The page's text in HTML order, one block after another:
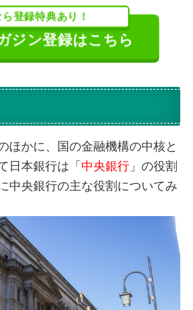
登録特典あり！
ジン登録はこちら
ほかに、国の金融機構の中核と
日本銀行は「 中央銀行」の役割
中央銀行の主な役割についてみ